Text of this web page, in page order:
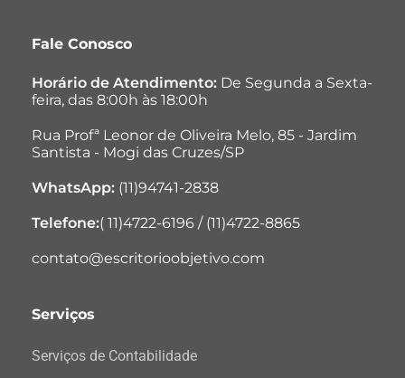
Fale Conosco
Horário de Atendimento: De Segunda a Sexta-
feira, das 8:00h às 18:00h
Rua Profª Leonor de Oliveira Melo, 85 - Jardim
Santista - Mogi das Cruzes/SP
WhatsApp: (11)94741-2838
Telefone:( 11)4722-6196 / (11)4722-8865
contato@escritorioobjetivo.com
Serviços
Serviços de Contabilidade